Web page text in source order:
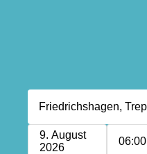
9. August
2026
06:00